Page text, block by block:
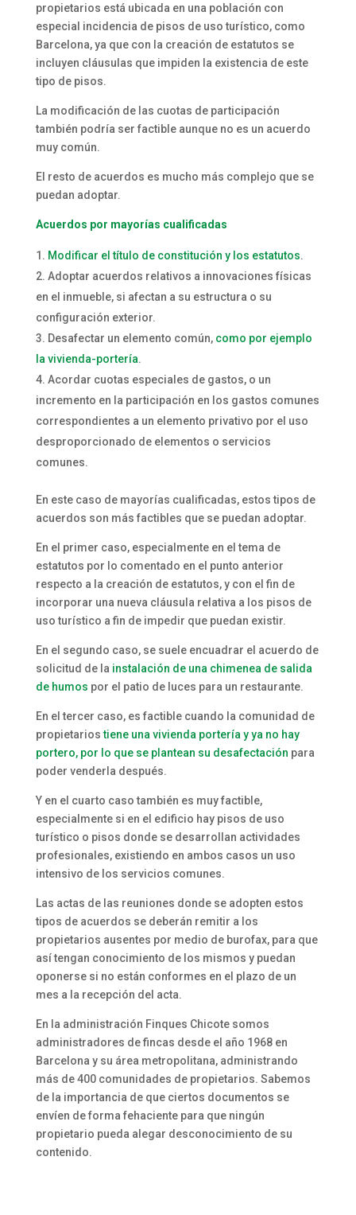
propietarios está ubicada en una población con
especial incidencia de pisos de uso turístico, como
Barcelona, ya que con la creación de estatutos se
incluyen cláusulas que impiden la existencia de este
tipo de pisos.
La modificación de las cuotas de participación
también podría ser factible aunque no es un acuerdo
muy común.
El resto de acuerdos es mucho más complejo que se
puedan adoptar.
Acuerdos por mayorías cualificadas
Modificar el título de constitución y los estatutos.
Adoptar acuerdos relativos a innovaciones físicas
en el inmueble, si afectan a su estructura o su
configuración exterior.
Desafectar un elemento común, como por ejemplo
la vivienda-portería.
Acordar cuotas especiales de gastos, o un
incremento en la participación en los gastos comunes
correspondientes a un elemento privativo por el uso
desproporcionado de elementos o servicios
comunes.
En este caso de mayorías cualificadas, estos tipos de
acuerdos son más factibles que se puedan adoptar.
En el primer caso, especialmente en el tema de
estatutos por lo comentado en el punto anterior
respecto a la creación de estatutos, y con el fin de
incorporar una nueva cláusula relativa a los pisos de
uso turístico a fin de impedir que puedan existir.
En el segundo caso, se suele encuadrar el acuerdo de
solicitud de la instalación de una chimenea de salida
de humos por el patio de luces para un restaurante.
En el tercer caso, es factible cuando la comunidad de
propietariostiene una vivienda portería y ya no hay
portero, por lo que se plantean su desafectación para
poder venderla después.
Y en el cuarto caso también es muy factible,
especialmente si en el edificio hay pisos de uso
turístico o pisos donde se desarrollan actividades
profesionales, existiendo en ambos casos un uso
intensivo de los servicios comunes.
Las actas de las reuniones donde se adopten estos
tipos de acuerdos se deberán remitir a los
propietarios ausentes por medio de burofax, para que
así tengan conocimiento de los mismos y puedan
oponerse si no están conformes en el plazo de un
mes a la recepción del acta.
En la administración Finques Chicote somos
administradores de fincas desde el año 1968 en
Barcelona y su área metropolitana, administrando
más de 400 comunidades de propietarios. Sabemos
de la importancia de que ciertos documentos se
envíen de forma fehaciente para que ningún
propietario pueda alegar desconocimiento de su
contenido.